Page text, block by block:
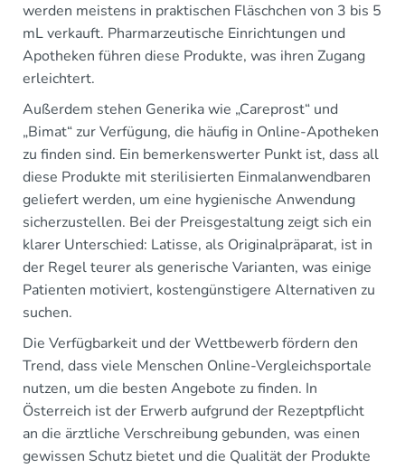
werden meistens in praktischen Fläschchen von 3 bis 5
mL verkauft. Pharmarzeutische Einrichtungen und
Apotheken führen diese Produkte, was ihren Zugang
erleichtert.
Außerdem stehen Generika wie „Careprost“ und
„Bimat“ zur Verfügung, die häufig in Online-Apotheken
zu finden sind. Ein bemerkenswerter Punkt ist, dass all
diese Produkte mit sterilisierten Einmalanwendbaren
geliefert werden, um eine hygienische Anwendung
sicherzustellen. Bei der Preisgestaltung zeigt sich ein
klarer Unterschied: Latisse, als Originalpräparat, ist in
der Regel teurer als generische Varianten, was einige
Patienten motiviert, kostengünstigere Alternativen zu
suchen.
Die Verfügbarkeit und der Wettbewerb fördern den
Trend, dass viele Menschen Online-Vergleichsportale
nutzen, um die besten Angebote zu finden. In
Österreich ist der Erwerb aufgrund der Rezeptpflicht
an die ärztliche Verschreibung gebunden, was einen
gewissen Schutz bietet und die Qualität der Produkte